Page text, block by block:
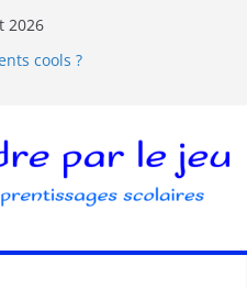
2026
cools ?
est-elle ludique ?
de l’oubli